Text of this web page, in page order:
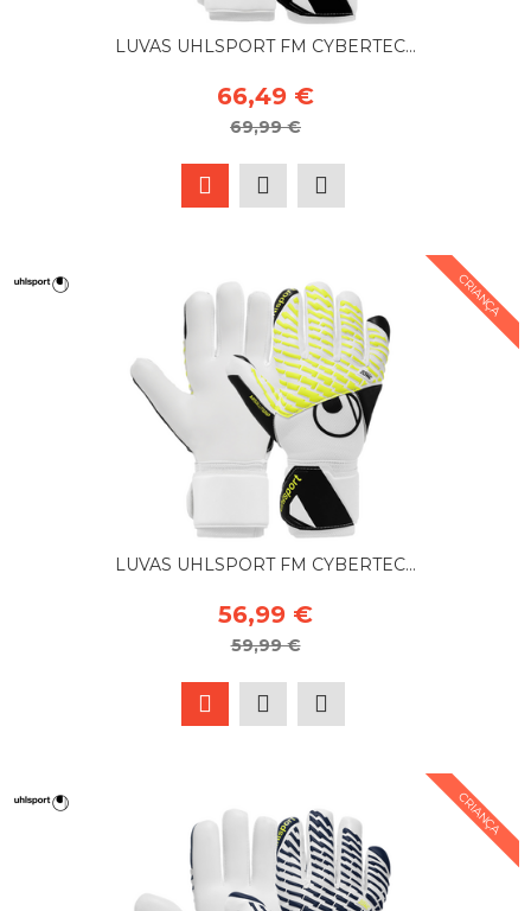
LUVAS UHLSPORT FM CYBERTEC...
66,49 €
69,99 €
CRIANÇA
LUVAS UHLSPORT FM CYBERTEC...
56,99 €
59,99 €
CRIANÇA